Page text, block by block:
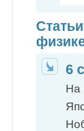
6
На